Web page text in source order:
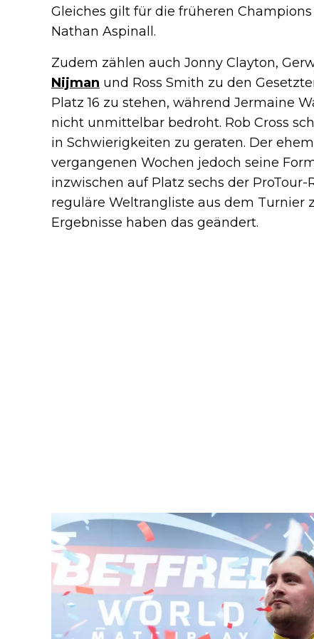
Gleiches gilt für die früheren
Nathan Aspinall.
Zudem zählen auch Jonny Clayton,
Nijman und Ross Smith zu den
Platz 16 zu stehen, während Jermaine
nicht unmittelbar bedroht. Rob Cross
in Schwierigkeiten zu geraten. Der
vergangenen Wochen jedoch seine
inzwischen auf Platz sechs der
reguläre Weltrangliste aus dem Turnier
Ergebnisse haben das geändert.